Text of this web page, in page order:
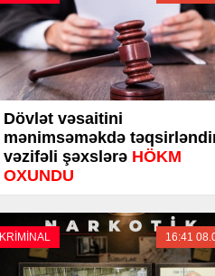
Dövlət vəsaitini
mənimsəməkdə
vəzifəli şəxslərə HÖKM
OXUNDU
KRİMİNAL 16:41